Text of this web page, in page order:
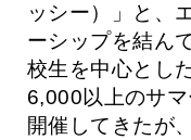
ッシー）」と、
ーシップを結ん
校生を中心とし
6,000以上のサ
開催してきたが